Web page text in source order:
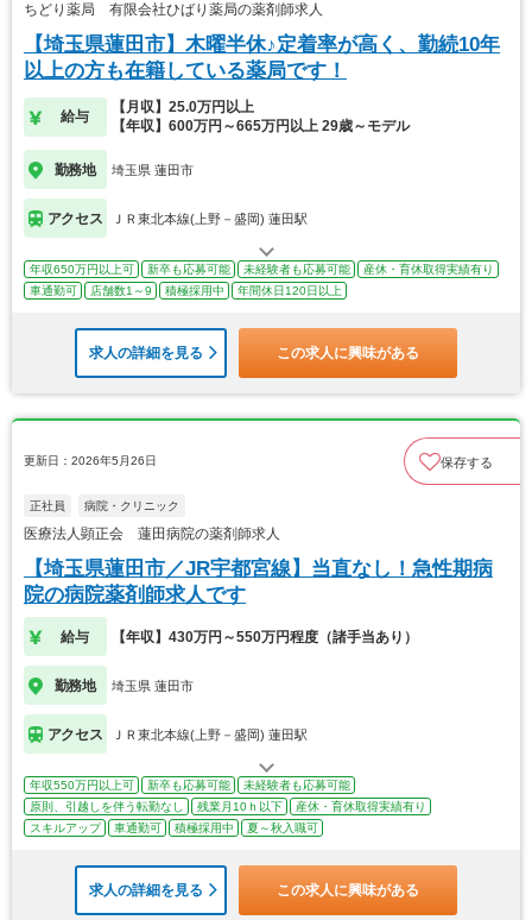
ちどり薬局 有限会社ひばり薬局の薬剤師求人
【埼玉県蓮田市】木曜半休♪定着率が高く、勤続10年
以上の方も在籍している薬局です！
給与
【月収】25.0万円以上
【年収】600万円～665万円以上 29歳～モデル
勤務地 埼玉県 蓮田市
アクセス ＪＲ東北本線(上野－盛岡) 蓮田駅
年収650万円以上可 新卒も応募可能 未経験者も応募可能
産休・育休取得実績有り
車通勤可
店舗数1～9 積極採用中 年間休日120日以上
求人の詳細を見る この求人に興味がある
更新日：2026年5月26日 保存する
正社員 病院・クリニック
医療法人顕正会 蓮田病院の薬剤師求人
【埼玉県蓮田市／JR宇都宮線】当直なし！急性期病
院の病院薬剤師求人です
給与 【年収】430万円～550万円程度（諸手当あり）
勤務地 埼玉県 蓮田市
アクセス ＪＲ東北本線(上野－盛岡) 蓮田駅
年収550万円以上可 新卒も応募可能
未経験者も応募可能
原則、引越しを伴う転勤なし
残業月10ｈ以下
産休・育休取得実績有り
スキルアップ
車通勤可 積極採用中 夏～秋入職可
求人の詳細を見る この求人に興味がある